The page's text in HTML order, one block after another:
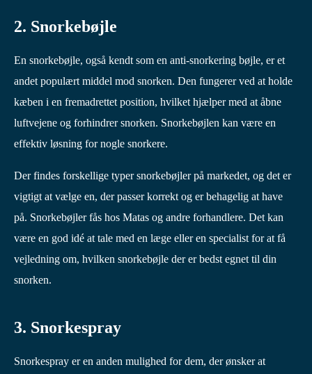
2. Snorkebøjle
En snorkebøjle, også kendt som en anti-snorkering bøjle, er et
andet populært middel mod snorken. Den fungerer ved at holde
kæben i en fremadrettet position, hvilket hjælper med at åbne
luftvejene og forhindrer snorken. Snorkebøjlen kan være en
effektiv løsning for nogle snorkere.
Der findes forskellige typer snorkebøjler på markedet, og det er
vigtigt at vælge en, der passer korrekt og er behagelig at have
på. Snorkebøjler fås hos Matas og andre forhandlere. Det kan
være en god idé at tale med en læge eller en specialist for at få
vejledning om, hvilken snorkebøjle der er bedst egnet til din
snorken.
3. Snorkespray
Snorkespray er en anden mulighed for dem, der ønsker at